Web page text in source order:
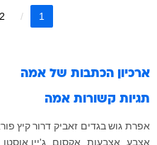
1
2
ארכיון הכתבות של אמה
תגיות קשורות אמה
אפרת גוש בגדים זאביק דרור קיץ
אצבע
אצבעות אקסום ג'יין אוסטן